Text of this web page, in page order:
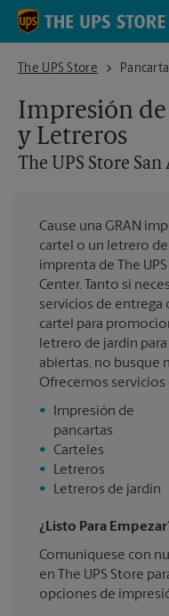
Skip to content
Return to Nav
The UPS Store
The UPS Store San
Impresión de
y Letreros
The UPS Store
Cause una GRAN
cartel o un letrero
imprenta de The
Center. Tanto si
servicios de entrega
cartel para
letrero de jardín
abiertas, no busque
Ofrecemos servicios
•
Impresión de
pancartas
• Carteles
•
Letreros
•
Letreros de jardín
¿Listo Para
Comuníquese con
en The UPS Store
opciones de